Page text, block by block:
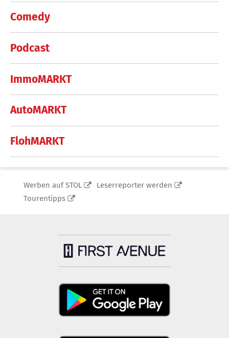
Comedy
Podcast
ImmoMARKT
AutoMARKT
FlohMARKT
Werben auf STOL
Leserreporter werden
Tourentipps